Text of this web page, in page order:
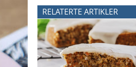
RELATERTE ARTIKLER